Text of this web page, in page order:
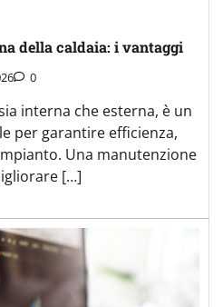
della caldaia: i vantaggi
0
interna che esterna, è un
per garantire efficienza,
Una manutenzione
[…]